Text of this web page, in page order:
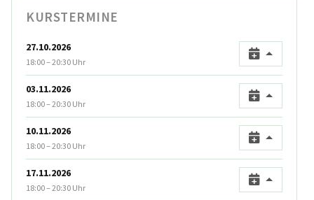
KURSTERMINE
27.10.2026
18:00 – 20:30 Uhr
03.11.2026
18:00 – 20:30 Uhr
10.11.2026
18:00 – 20:30 Uhr
17.11.2026
18:00 – 20:30 Uhr